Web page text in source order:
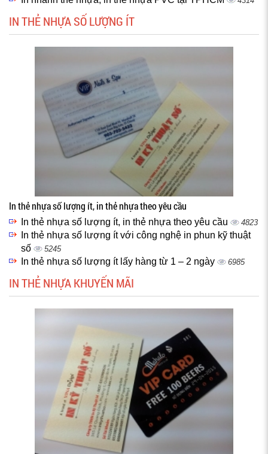
IN THẺ NHỰA SỐ LƯỢNG ÍT
In thẻ nhựa số lượng ít, in thẻ nhựa theo yêu cầu
In thẻ nhựa số lượng ít, in thẻ nhựa theo yêu cầu 4823
In thẻ nhựa số lượng ít với công nghệ in phun kỹ thuật
số
5245
In thẻ nhựa số lượng ít lấy hàng từ 1 – 2 ngày 6985
IN THẺ NHỰA KHUYẾN MÃI